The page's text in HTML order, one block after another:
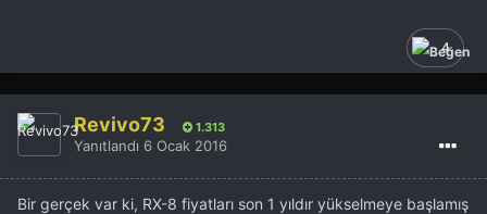
4
Revivo73 1.313
Yanıtlandı 6 Ocak 2016
Bir gerçek var ki, RX-8 fiyatları son 1 yıldır yükselmeye başlamış